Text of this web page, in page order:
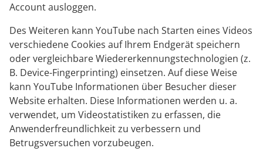
Account ausloggen.
Des Weiteren kann YouTube nach Starten eines Videos
verschiedene Cookies auf Ihrem Endgerät speichern
oder vergleichbare Wiedererkennungstechnologien (z.
B. Device-Fingerprinting) einsetzen. Auf diese Weise
kann YouTube Informationen über Besucher dieser
Website erhalten. Diese Informationen werden u. a.
verwendet, um Videostatistiken zu erfassen, die
Anwenderfreundlichkeit zu verbessern und
Betrugsversuchen vorzubeugen.